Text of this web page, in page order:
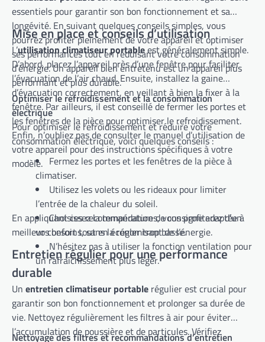
essentiels pour garantir son bon fonctionnement et sa
longévité. En suivant quelques conseils simples, vous
pourrez profiter pleinement de votre appareil et optimiser
ses performances tout en réduisant votre consommation
d’énergie. Un appareil bien entretenu est un appareil plus
performant et plus durable.
Mise en place et conseils d’utilisation
L’utilisation climatiseur portableest généralement simple.
D’abord, placez l’appareil près d’une fenêtre pour faciliter
l’évacuation de l’air chaud. Ensuite, installez la gaine
d’évacuation correctement, en veillant à bien la fixer à la
fenêtre. Par ailleurs, il est conseillé de fermer les portes et
les fenêtres de la pièce pour optimiser le refroidissement.
Enfin, n’oubliez pas de consulter le manuel d’utilisation de
votre appareil pour des instructions spécifiques à votre
modèle.
Optimiser le refroidissement et la consommation
électrique
Pour optimiser le refroidissement et réduire votre
consommation électrique, voici quelques conseils :
Fermez les portes et les fenêtres de la pièce à
climatiser.
Utilisez les volets ou les rideaux pour limiter
l’entrée de la chaleur du soleil.
Choisissez la température de consigne adaptée à
vos besoins, sans la régler trop basse.
N’hésitez pas à utiliser la fonction ventilation pour
un rafraîchissement plus léger.
En appliquant ces recommandations, vous profiterez d’un
meilleur confort tout en économisant de l’énergie.
Entretien régulier pour une performance
durable
Un entretien climatiseur portable régulier est crucial pour
garantir son bon fonctionnement et prolonger sa durée de
vie. Nettoyez régulièrement les filtres à air pour éviter
l’accumulation de poussière et de particules. Vérifiez
Nettoyage des filtres et recommandations d’entretien